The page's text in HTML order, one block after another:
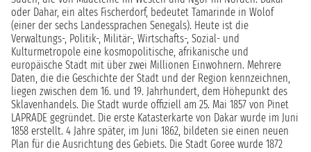
oder Dahar, ein altes Fischerdorf, bedeutet Tamarinde in Wolof
(einer der sechs Landessprachen Senegals). Heute ist die
Verwaltungs-, Politik-, Militär-, Wirtschafts-, Sozial- und
Kulturmetropole eine kosmopolitische, afrikanische und
europäische Stadt mit über zwei Millionen Einwohnern. Mehrere
Daten, die die Geschichte der Stadt und der Region kennzeichnen,
liegen zwischen dem 16. und 19. Jahrhundert, dem Höhepunkt des
Sklavenhandels. Die Stadt wurde offiziell am 25. Mai 1857 von Pinet
LAPRADE gegründet. Die erste Katasterkarte von Dakar wurde im Juni
1858 erstellt. 4 Jahre später, im Juni 1862, bildeten sie einen neuen
Plan für die Ausrichtung des Gebiets. Die Stadt Goree wurde 1872